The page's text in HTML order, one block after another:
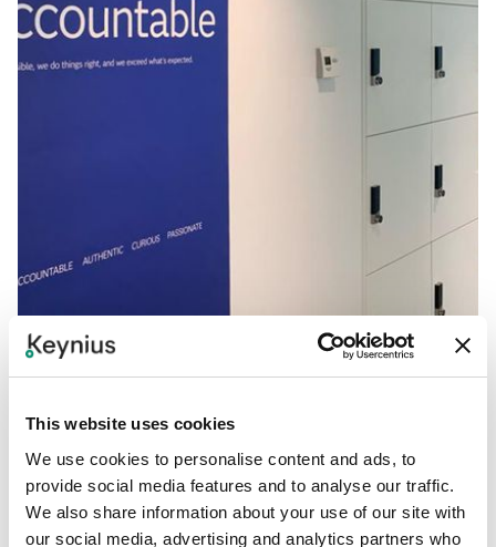
This website uses cookies
We use cookies to personalise content and ads, to
provide social media features and to analyse our traffic.
We also share information about your use of our site with
our social media, advertising and analytics partners who
PROJECTEN
Revolutionaire beveiliging van kluisjes bij SAS
hoofdkantoor in het Midden-Oosten verplaatst en
prioriteit gegeven aan de beveiliging van
personeelskluizen in hun nieuwe kantoor. Op zoek naar
geavanceerde oplossingen schakelden ze onze expertise
in op basis van een aanbeveling van INC Solutions.
18 Apr 2024